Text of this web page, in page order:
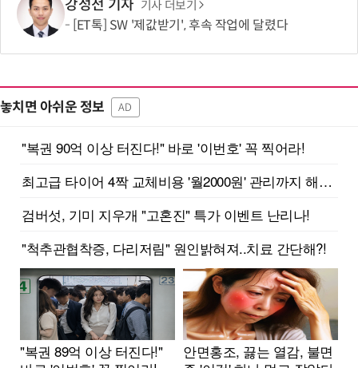
강성전 기자 기사 더보기
[ET톡] SW '제값받기', 후속 작업에 달렸다
놓치면 아쉬운 정보 AD